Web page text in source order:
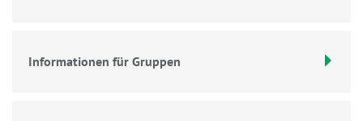
Informationen für Gruppen